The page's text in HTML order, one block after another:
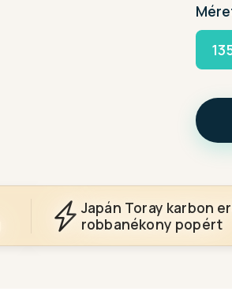
Japán Toray karbon
robbanékony popért